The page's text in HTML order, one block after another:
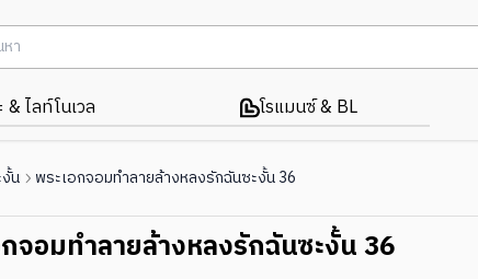
& ไลท์โนเวล โรแมนซ์ & BL
น พระเอกจอมทำลายล้างหลงรักฉันซะงั้น 36
กจอมทำลายล้างหลงรักฉันซะงั้น 36